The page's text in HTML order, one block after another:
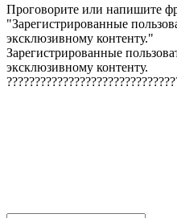
Проговорите или напишите
"Зарегистрированные
эксклюзивному контенту."
Зарегистрированные
эксклюзивному контенту.
??????????????????????????????